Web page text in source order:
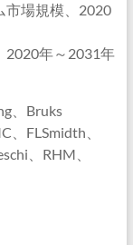
場規模、2020
年～2031年
、Bruks
FLSmidth、
、RHM、